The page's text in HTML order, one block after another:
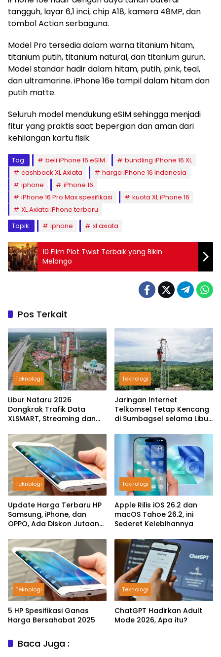
tangguh, layar 6,1 inci, chip A18, kamera 48MP, dan
tombol Action serbaguna.
Model Pro tersedia dalam warna titanium hitam,
titanium putih, titanium natural, dan titanium gurun.
Model standar hadir dalam hitam, putih, pink, teal,
dan ultramarine. iPhone 16e tampil dalam hitam dan
putih matte.
Seluruh model mendukung eSIM sehingga menjadi
fitur yang praktis saat bepergian dan aman dari
kehilangan kartu fisik.
Tag: beli iPhone 16 eSIM
bundling iPhone 16 XL
cashback XL Axiata
harga iPhone 16 Indonesia
iphone
iPhone 16
iPhone 16 Pro Max spesifikasi
kuota XL iPhone 16
XL Axiata iPhone terbaru
Topik:
iphone xl axiata
10 Film Plot Twist Terbaik yang Bikin
Melongo
Pos Terkait
Teknologi
Libur Nataru 2026
Dongkrak Trafik Data
XLSMART, Streaming dan
Teknologi
Jaringan Internet
Telkomsel Tetap Kencang
di Sumbagsel selama Libur
Teknologi
Update Harga Terbaru HP
Samsung, iPhone, dan
OPPO, Ada Diskon Jutaan
Teknologi
Apple Rilis iOS 26.2 dan
macOS Tahoe 26.2, ini
Sederet Kelebihannya
Teknologi
5 HP Spesifikasi Ganas
Harga Bersahabat 2025
Teknologi
ChatGPT Hadirkan Adult
Mode 2026, Apa itu?
Baca Juga :